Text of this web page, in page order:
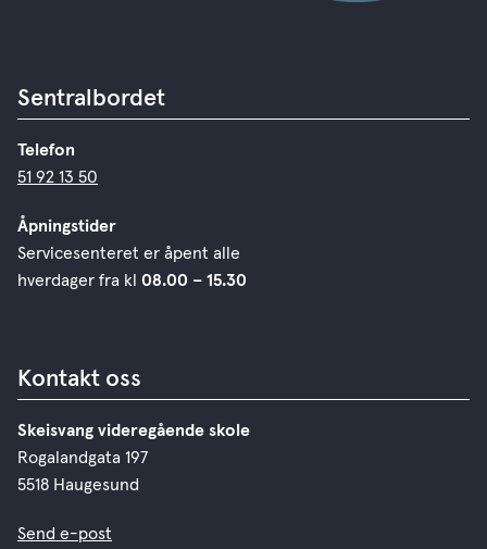
Sentralbordet
Telefon
51 92 13 50
Åpningstider
Servicesenteret er åpent alle
hverdager fra kl 08.00 – 15.30
Kontakt oss
Skeisvang videregående skole
Rogalandgata 197
5518 Haugesund
Send e-post